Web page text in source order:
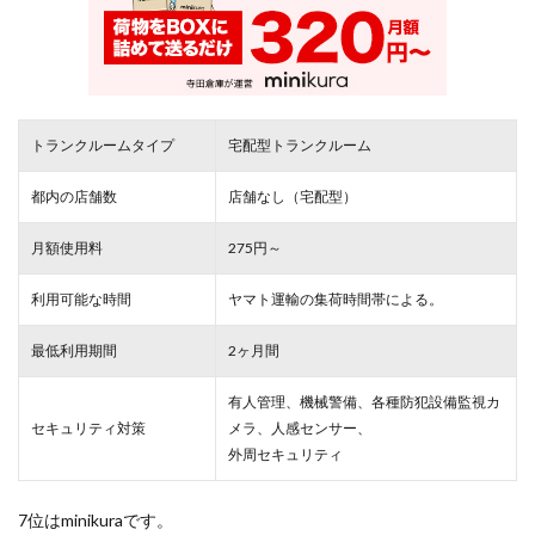
トランクルームタイプ 宅配型トランクルーム
都内の店舗数 店舗なし（宅配型）
月額使用料 275円～
利用可能な時間 ヤマト運輸の集荷時間帯による。
最低利用期間 2ヶ月間
セキュリティ対策
有人管理、機械警備、各種防犯設備監視カ
メラ、人感センサー、
外周セキュリティ
7位はminikuraです。